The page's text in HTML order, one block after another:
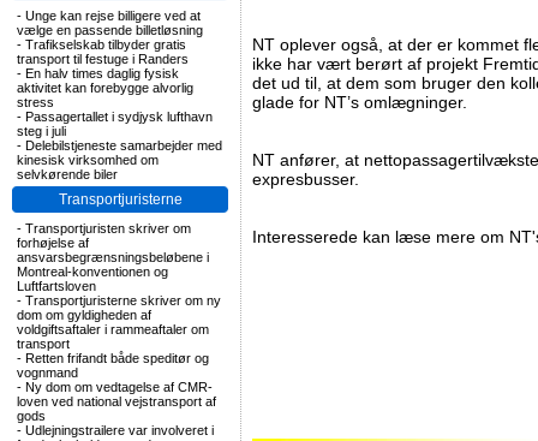
- Unge kan rejse billigere ved at
vælge en passende billetløsning
- Trafikselskab tilbyder gratis
transport til festuge i Randers
- En halv times daglig fysisk
aktivitet kan forebygge alvorlig
stress
- Passagertallet i sydjysk lufthavn
steg i juli
- Delebilstjeneste samarbejder med
kinesisk virksomhed om
selvkørende biler
Transportjuristerne
- Transportjuristen skriver om
forhøjelse af
ansvarsbegrænsningsbeløbene i
Montreal-konventionen og
Luftfartsloven
- Transportjuristerne skriver om ny
dom om gyldigheden af
voldgiftsaftaler i rammeaftaler om
transport
- Retten frifandt både speditør og
vognmand
- Ny dom om vedtagelse af CMR-
loven ved national vejstransport af
gods
- Udlejningstrailere var involveret i
NT oplever også, at der er kommet
ikke har vært berørt af projekt
det ud til, at dem som bruger den
glade for NT’s omlægninger.
NT anfører, at
expresbusser.
Interesserede kan læse mere om